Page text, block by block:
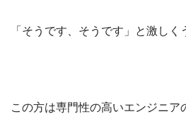
「そうです、そうです」と激しく
この方は専門性の高いエンジニア